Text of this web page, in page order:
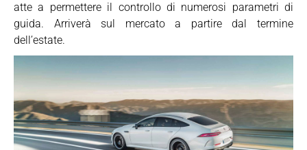
atte a permettere il controllo di numerosi parametri di
guida. Arriverà sul mercato a partire dal termine
dell’estate.